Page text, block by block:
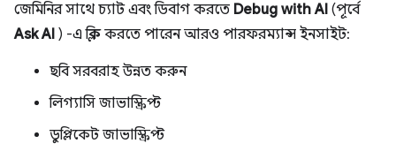
জেমিনির সাথে চ্যাট এবং ডিবাগ করতে Debug with AI (পূর্বে
Ask AI ) -এ ক্লিক করতে পারেন আরও পারফরম্যান্স ইনসাইট:
ছবি সরবরাহ উন্নত করুন
লিগ্যাসি জাভাস্ক্রিপ্ট
ডুপ্লিকেট জাভাস্ক্রিপ্ট